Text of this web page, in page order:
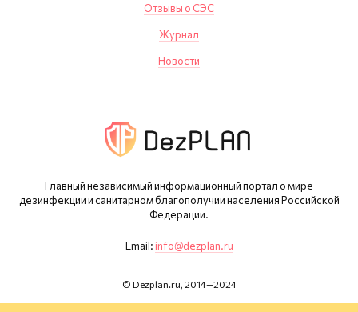
Главный независимый информационный портал о мире
дезинфекции и санитарном благополучии населения Российской
Федерации.
Email: info@dezplan.ru
© Dezplan.ru, 2014—2024
Отзывы о СЭС
Журнал
Новости